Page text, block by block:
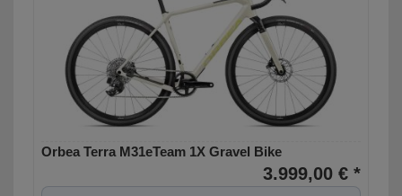
Orbea Terra M31eTeam 1X Gravel Bike
3.999,00 € *